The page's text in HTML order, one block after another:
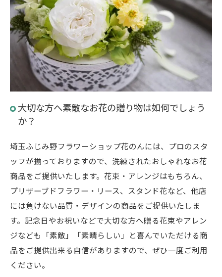
大切な方へ素敵なお花の贈り物は如何でしょう
か？
埼玉ふじみ野フラワーショップ花のんには、プロのスタ
ッフが揃っておりますので、洗練されたおしゃれなお花
商品をご提供いたします。花束・アレンジはもちろん、
プリザーブドフラワー・リース、スタンド花など、他店
には負けない品質・デザインの商品をご提供いたしま
す。記念日やお祝いなどで大切な方へ贈る花束やアレン
ジなども「素敵」「素晴らしい」と喜んでいただける商
品をご提供出来る自信がありますので、ぜひ一度ご利用
ください。